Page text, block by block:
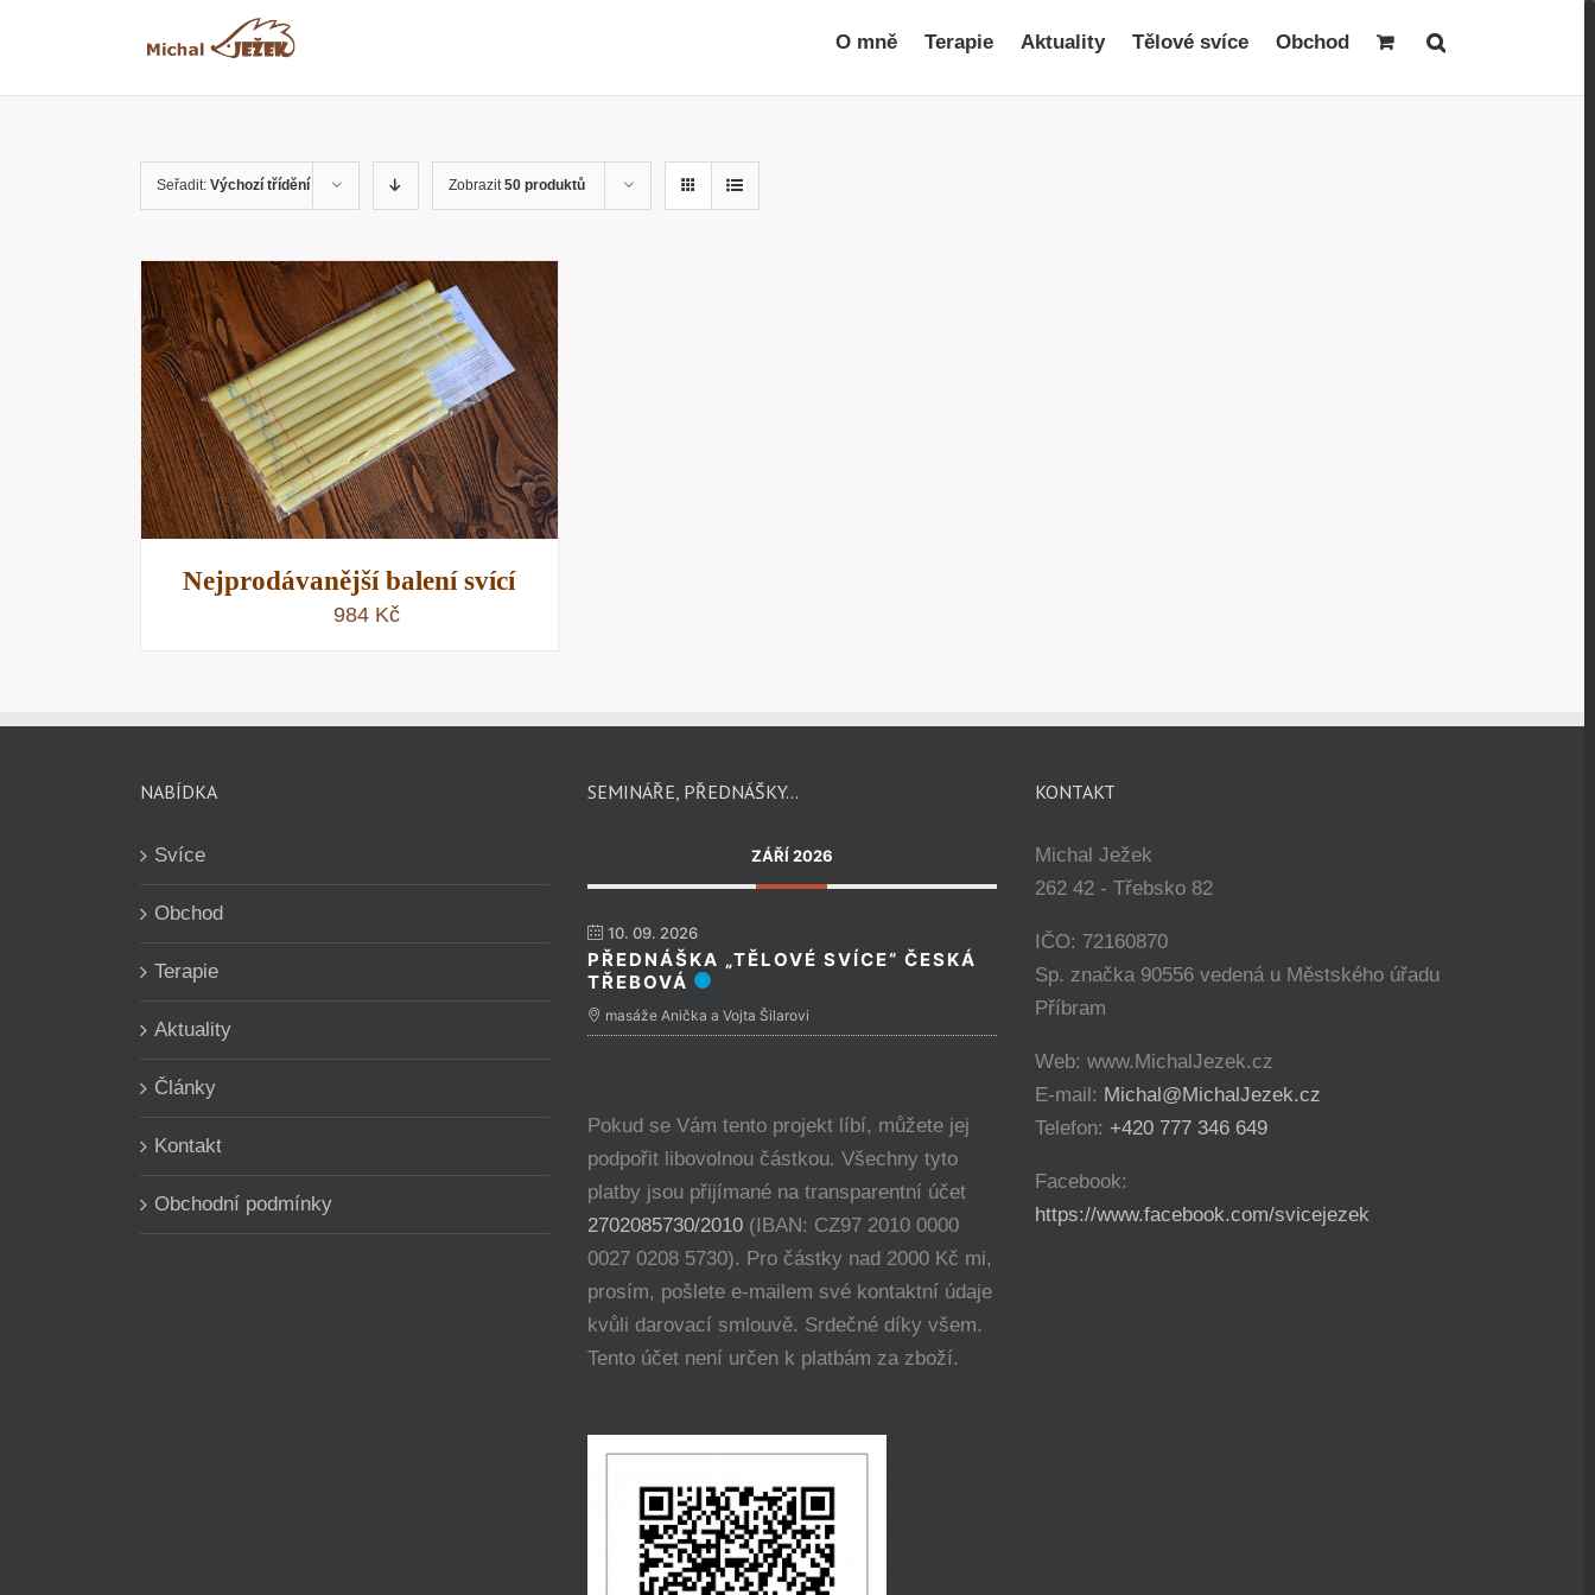
O mně Terapie Aktuality Tělové svíce Obchod
Seřadit: Výchozí třídění Zobrazit50 produktů
Nejprodávanější balení svící
984 Kč
NABÍDKA
Svíce
Obchod
Terapie
Aktuality
Články
Kontakt
Obchodní podmínky
SEMINÁŘE, PŘEDNÁŠKY…
ZÁŘÍ 2026
10. 09. 2026
PŘEDNÁŠKA „TĚLOVÉ SVÍCE“ ČESKÁ
TŘEBOVÁ
masáže Anička a Vojta Šilarovi
Pokud se Vám tento projekt líbí, můžete jej
podpořit libovolnou částkou. Všechny tyto
platby jsou přijímané na transparentní účet
2702085730/2010(IBAN: CZ97 2010 0000
0027 0208 5730). Pro částky nad 2000 Kč mi,
prosím, pošlete e-mailem své kontaktní údaje
kvůli darovací smlouvě. Srdečné díky všem.
Tento účet není určen k platbám za zboží.
KONTAKT
Michal Ježek
262 42 - Třebsko 82
IČO: 72160870
Sp. značka 90556 vedená u Městského úřadu
Příbram
Web: www.MichalJezek.cz
E-mail: Michal@MichalJezek.cz
Telefon: +420 777 346 649
Facebook:
https://www.facebook.com/svicejezek